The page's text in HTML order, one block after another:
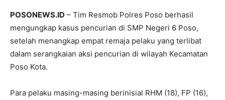
POSONEWS.ID – Tim Resmob Polres Poso berhasil
mengungkap kasus pencurian di SMP Negeri 6 Poso,
setelah menangkap empat remaja pelaku yang terlibat
dalam serangkaian aksi pencurian di wilayah Kecamatan
Poso Kota.
Para pelaku masing-masing berinisial RHM (18), FP (16),